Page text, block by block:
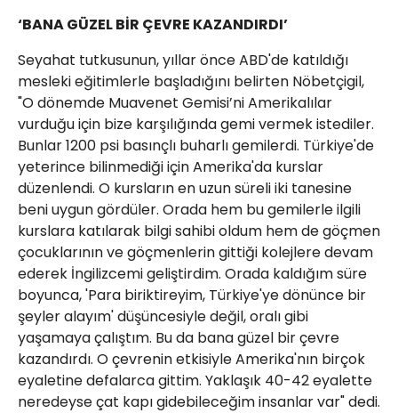
‘BANA GÜZEL BİR ÇEVRE KAZANDIRDI’
Seyahat tutkusunun, yıllar önce ABD'de katıldığı
mesleki eğitimlerle başladığını belirten Nöbetçigil,
"O dönemde Muavenet Gemisi’ni Amerikalılar
vurduğu için bize karşılığında gemi vermek istediler.
Bunlar 1200 psi basınçlı buharlı gemilerdi. Türkiye'de
yeterince bilinmediği için Amerika'da kurslar
düzenlendi. O kursların en uzun süreli iki tanesine
beni uygun gördüler. Orada hem bu gemilerle ilgili
kurslara katılarak bilgi sahibi oldum hem de göçmen
çocuklarının ve göçmenlerin gittiği kolejlere devam
ederek İngilizcemi geliştirdim. Orada kaldığım süre
boyunca, 'Para biriktireyim, Türkiye'ye dönünce bir
şeyler alayım' düşüncesiyle değil, oralı gibi
yaşamaya çalıştım. Bu da bana güzel bir çevre
kazandırdı. O çevrenin etkisiyle Amerika'nın birçok
eyaletine defalarca gittim. Yaklaşık 40-42 eyalette
neredeyse çat kapı gidebileceğim insanlar var" dedi.